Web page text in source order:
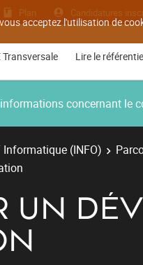
acceptez l'utilisation de
Plan Candidatures
Transversale Lire le
concernant le
Informatique (INFO)
UN